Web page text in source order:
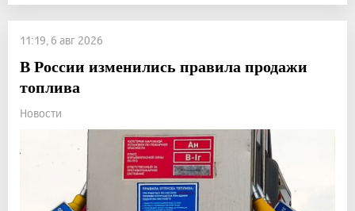
11:19, 6 авг 2026
В России изменились правила продажи
топлива
Новости